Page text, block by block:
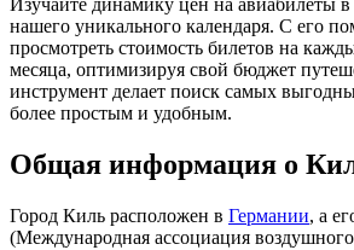
Изучайте динамику цен на авиабилеты
нашего уникального календаря. С его
просмотреть стоимость билетов на
месяца, оптимизируя свой бюджет
инструмент делает поиск самых
более простым и удобным.
Общая информация о
Город Киль расположен в Германии, а
(Международная ассоциация